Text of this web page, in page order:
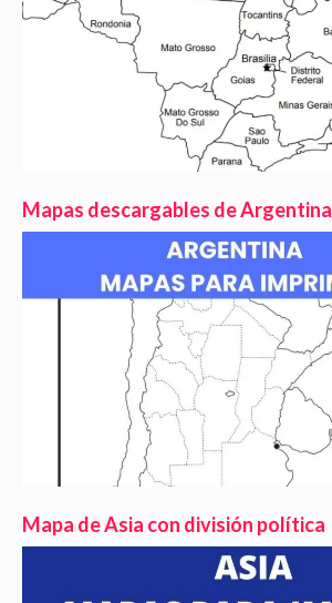
Mapas descargables de Argentina
Mapa de Asia con división política